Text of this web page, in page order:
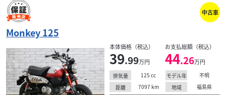
ホンダ バイク館郡山西ノ内店
Monkey 125
本体価格:39
??どこか懐かしさを感じさせる愛らしいデザインと現代の
技術による扱いやすさを兼ね備えた人気モデルです！??軽
量・コンパクトな車体で取り回しがしやすく街乗り...
中古車
Monkey 125
本体価格（税込）
39.99万円
お支払総額（税込）
44.26万円
排気量 125 cc モデル年
不明
距離
7097 km 地域
福島県